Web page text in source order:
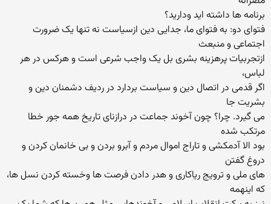
برنامه ها داشته اید ودارید؟
فتوای دو: به فتوای ما، جدایی دین ازسیاست نه تنها یک ضرورت
اجتماعی و منبعث
ازتجربیات پرهزینه بشری بل یک واجب شرعی است و هرکس در هر
لباس،
اگر قدمی در اتصال دین و سیاست بردارد در ردیف دشمنان دین و
بشریت جا
می گیرد. چرا؟ چون آخوند جماعت در درازنای تاریخ همه جور خطا
مرتکب شده
بود الا آدمکشی و تاراج اموال مردم و آبرو بردن و بی خانمان کردن و
دروغ گفتن
های ملی و ترویج ریاکاری و هدر دادن فرصت ها وخسته کردن نسل ها،
که اینهمه